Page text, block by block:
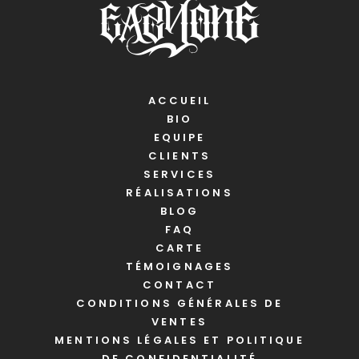
ACCUEIL
BIO
EQUIPE
CLIENTS
SERVICES
RÉALISATIONS
BLOG
FAQ
CARTE
TÉMOIGNAGES
CONTACT
CONDITIONS GÉNÉRALES DE
VENTES
MENTIONS LÉGALES ET POLITIQUE